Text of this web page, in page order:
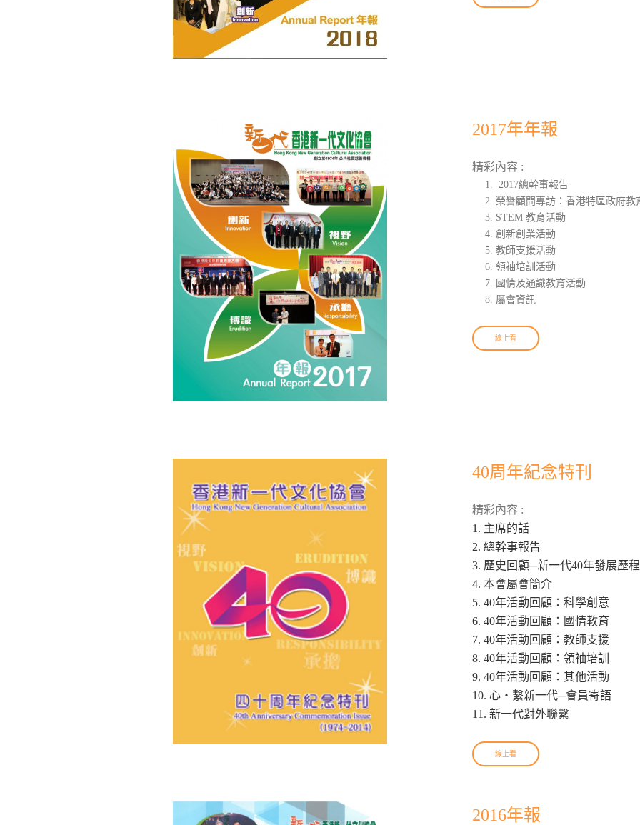
2017年年報
精彩內容 :
2017總幹事報告
榮譽顧問專訪：香港特區政府教
STEM 教育活動
創新創業活動
教師支援活動
領袖培訓活動
國情及通識教育活動
屬會資訊
線上看
40周年紀念特刊
精彩內容 :
1. 主席的話
2. 總幹事報告
3. 歷史回顧─新一代40年發展歷程
4. 本會屬會簡介
5. 40年活動回顧：科學創意
6. 40年活動回顧：國情教育
7. 40年活動回顧：教師支援
8. 40年活動回顧：領袖培訓
9. 40年活動回顧：其他活動
10. 心‧繫新一代─會員寄語
11. 新一代對外聯繫
線上看
2016年報